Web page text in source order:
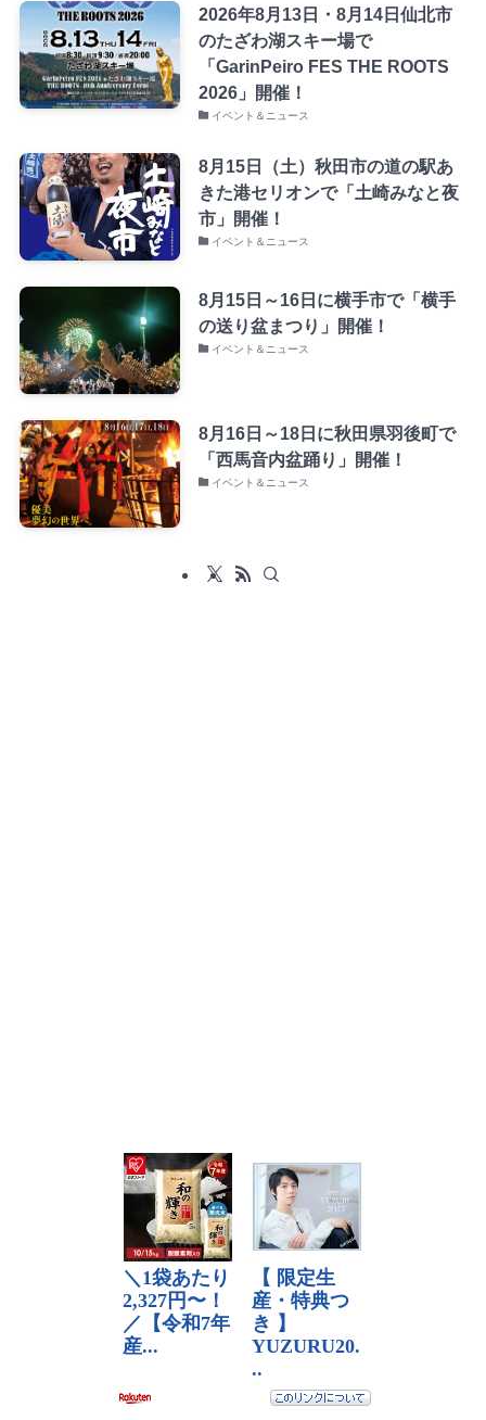
2026年8月13日・8月14日仙北市
のたざわ湖スキー場で
「GarinPeiro FES THE ROOTS
2026」開催！
イベント＆ニュース
8月15日（土）秋田市の道の駅あ
きた港セリオンで「土崎みなと夜
市」開催！
イベント＆ニュース
8月15日～16日に横手市で「横手
の送り盆まつり」開催！
イベント＆ニュース
8月16日～18日に秋田県羽後町で
「西馬音内盆踊り」開催！
イベント＆ニュース